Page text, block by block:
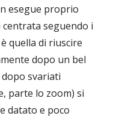
esegue proprio
seguendo i
quella di riuscire
dopo un bel
svariati
parte lo zoom) si
datato e poco